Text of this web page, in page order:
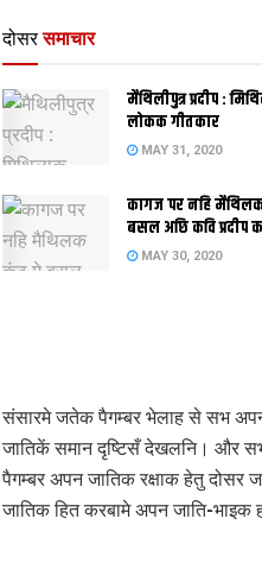
दोसर समाचार
मैथिलीपुत्र प्रदीप :
लोकक गीतकार
MAY 31, 2020
कागज पर नहि
बसल अछि कवि प्रदीप
MAY 30, 2020
संसारमे जतेक पैगम्बर भेलाह से सभ
जातिकें समान दृष्टिसँ देखलनि। और
पैगम्बर अपन जातिक रक्षाक हेतु दोसर
जातिक हित करबामे अपन जाति-भाइक